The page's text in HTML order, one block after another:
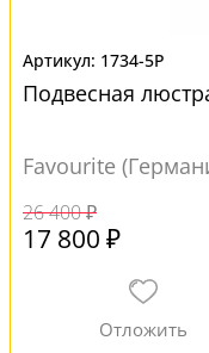
1734-5P
Подвесная
Favourite
26 400 ₽
17 800 ₽